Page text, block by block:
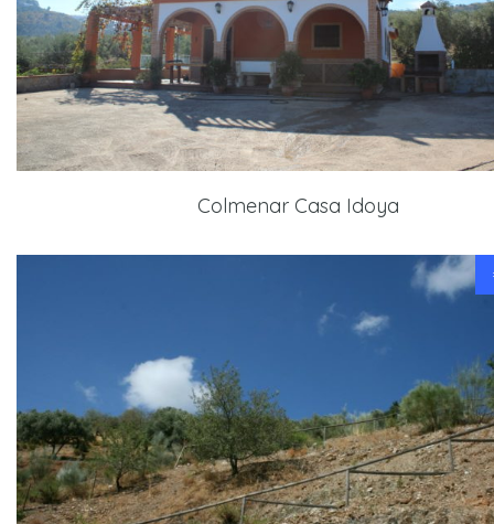
Colmenar Casa Idoya